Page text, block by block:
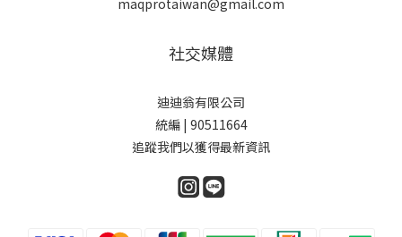
maqprotaiwan@gmail.com
社交媒體
迪迪翁有限公司
統編 | 90511664
追蹤我們以獲得最新資訊